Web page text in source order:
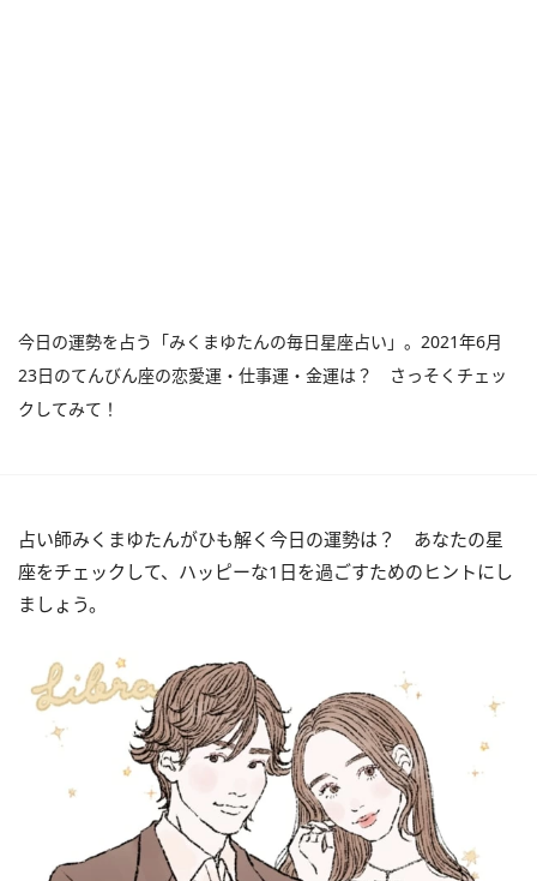
今日の運勢を占う「みくまゆたんの毎日星座占い」。2021年6月
23日のてんびん座の恋愛運・仕事運・金運は？ さっそくチェッ
クしてみて！
占い師みくまゆたんがひも解く今日の運勢は？ あなたの星
座をチェックして、ハッピーな1日を過ごすためのヒントにし
ましょう。